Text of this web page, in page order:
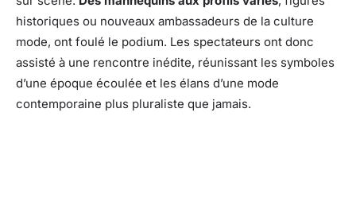
historiques ou nouveaux ambassadeurs de la culture
mode, ont foulé le podium. Les spectateurs ont donc
assisté à une rencontre inédite, réunissant les symboles
d’une époque écoulée et les élans d’une mode
contemporaine plus pluraliste que jamais.